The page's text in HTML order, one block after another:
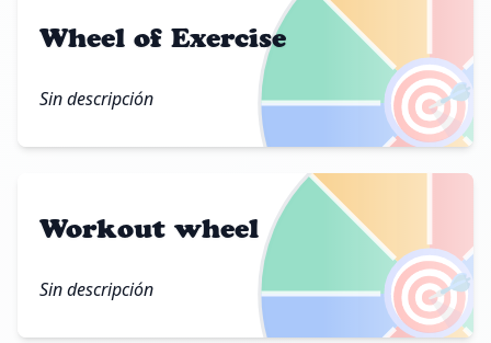
🎯
Wheel of Exercise
Sin descripción
🎯
Workout wheel
Sin descripción